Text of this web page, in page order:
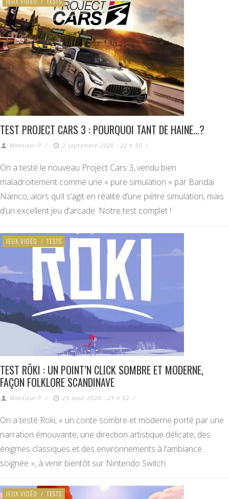
TEST PROJECT CARS 3 : POURQUOI TANT DE HAINE…?
Monsieur P / 2 septembre 2020 - 22 h 50 /
On a testé le nouveau Project Cars 3, vendu bien
maladroitement comme une « pure simulation » par Bandai
Namco, alors qu’il s’agit en réalité d’une piètre simulation, mais
d’un excellent jeu d’arcade. Notre test complet !
JEUX VIDÉO / TESTS
TEST RÖKI : UN POINT’N CLICK SOMBRE ET MODERNE,
FAÇON FOLKLORE SCANDINAVE
Monsieur P / 29 août 2020 - 21 h 52 /
On a testé Röki, « un conte sombre et moderne porté par une
narration émouvante, une direction artistique délicate, des
énigmes classiques et des environnements à l’ambiance
soignée », à venir bientôt sur Nintendo Switch.
JEUX VIDÉO / TESTS